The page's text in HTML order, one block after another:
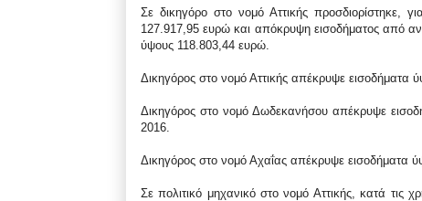
Σε δικηγόρο στο νομό Αττικής προσδιορίστηκε,
127.917,95 ευρώ και απόκρυψη εισοδήματος από
ύψους 118.803,44 ευρώ.
Δικηγόρος στο νομό Αττικής απέκρυψε εισοδήματα
Δικηγόρος στο νομό Δωδεκανήσου απέκρυψε
2016.
Δικηγόρος στο νομό Αχαΐας απέκρυψε εισοδήματα
Σε πολιτικό μηχανικό στο νομό Αττικής, κατά τις